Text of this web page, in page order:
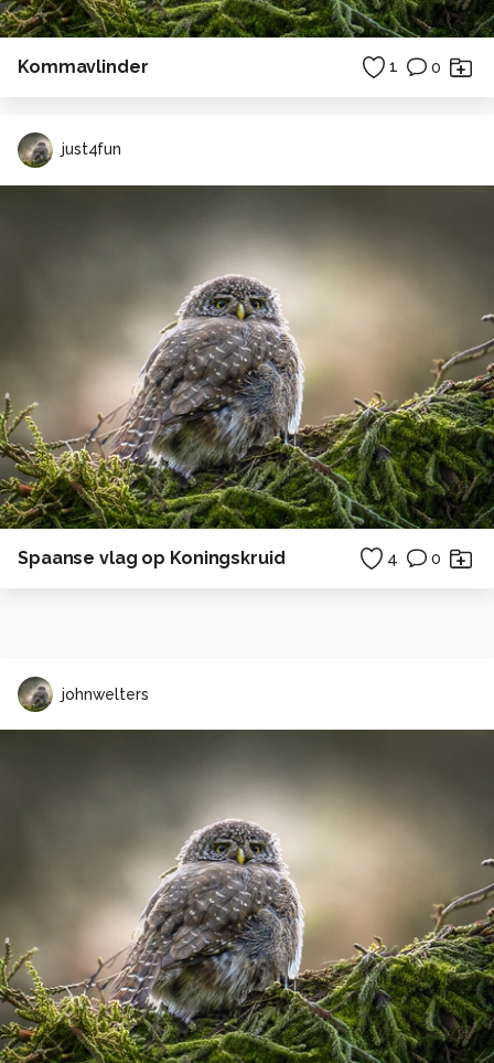
Kommavlinder 1 0
just4fun
Spaanse vlag op Koningskruid 4 0
johnwelters